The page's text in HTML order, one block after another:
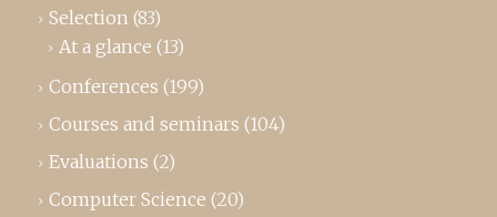
Selection (83)
At a glance (13)
Conferences (199)
Courses and seminars (104)
Evaluations (2)
Computer Science (20)